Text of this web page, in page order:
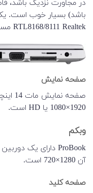
در مجاورت نزدیک باشد،
باشد) بسیار خوب است. یک
RTL8168/8111 Realtek مسئول اتصالات سیمی است.
صفحه نمایش
1920×1080 یا HD است.
وبکم
آن 1280×720 است.
صفحه کلید